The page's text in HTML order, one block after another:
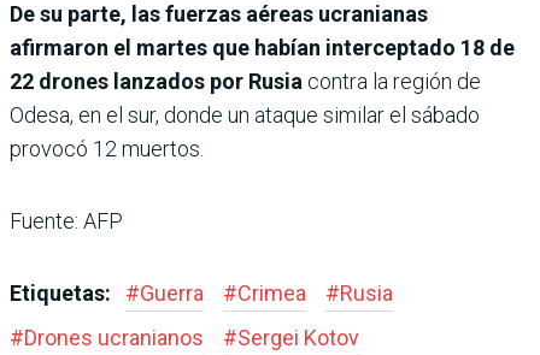
De su parte, las fuerzas aéreas ucranianas
afirmaron el martes que habían interceptado 18 de
22 drones lanzados por Rusia contra la región de
Odesa, en el sur, donde un ataque similar el sábado
provocó 12 muertos.
Fuente: AFP
Etiquetas: #Guerra #Crimea #Rusia
#Drones ucranianos #Sergei Kotov